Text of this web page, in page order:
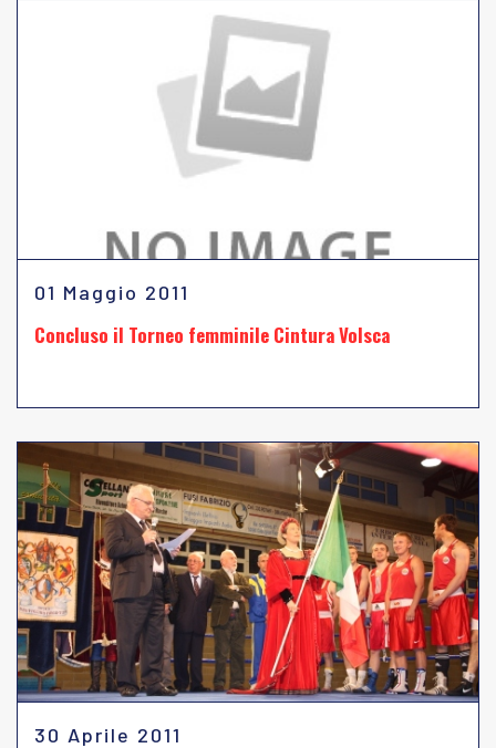
01 Maggio 2011
Concluso il Torneo femminile Cintura Volsca
30 Aprile 2011